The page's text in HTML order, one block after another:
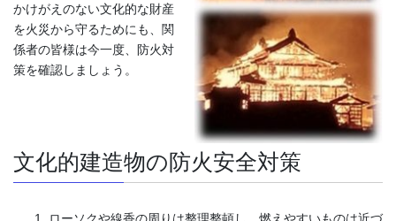
かけがえのない文化的な財産
を火災から守るためにも、関
係者の皆様は今一度、防火対
策を確認しましょう。
文化的建造物の防火安全対策